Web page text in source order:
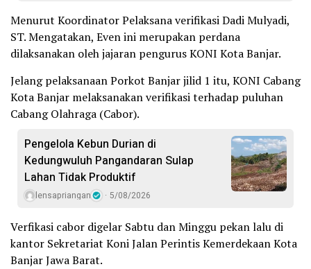
Menurut Koordinator Pelaksana verifikasi Dadi Mulyadi,
ST. Mengatakan, Even ini merupakan perdana
dilaksanakan oleh jajaran pengurus KONI Kota Banjar.
Jelang pelaksanaan Porkot Banjar jilid 1 itu, KONI Cabang
Kota Banjar melaksanakan verifikasi terhadap puluhan
Cabang Olahraga (Cabor).
Pengelola Kebun Durian di
Kedungwuluh Pangandaran Sulap
Lahan Tidak Produktif ‎
lensapriangan 5/08/2026
Verfikasi cabor digelar Sabtu dan Minggu pekan lalu di
kantor Sekretariat Koni Jalan Perintis Kemerdekaan Kota
Banjar Jawa Barat.